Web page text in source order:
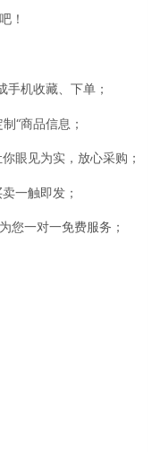
！
手机收藏、下单；
“商品信息；
眼见为实，放心采购；
一触即发；
您一对一免费服务；